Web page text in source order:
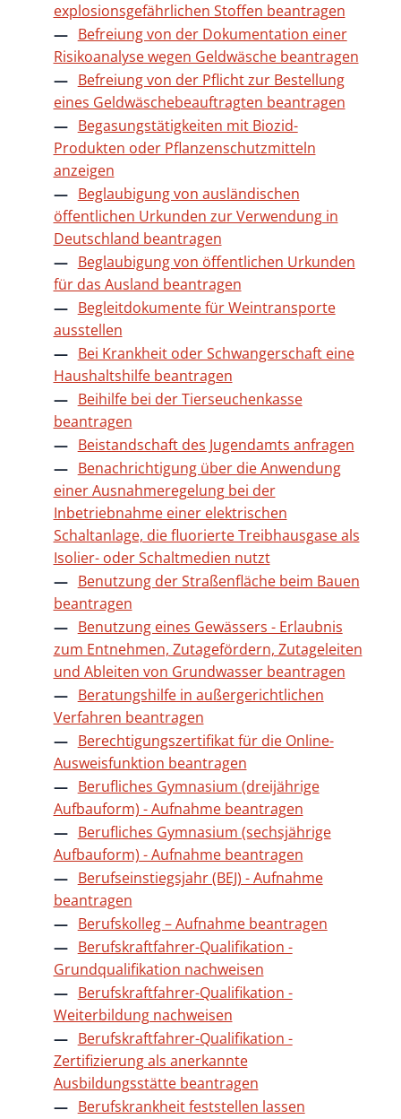
explosionsgefährlichen Stoffen beantragen
Befreiung von der Dokumentation einer
Risikoanalyse wegen Geldwäsche beantragen
Befreiung von der Pflicht zur Bestellung
eines Geldwäschebeauftragten beantragen
Begasungstätigkeiten mit Biozid-
Produkten oder Pflanzenschutzmitteln
anzeigen
Beglaubigung von ausländischen
öffentlichen Urkunden zur Verwendung in
Deutschland beantragen
Beglaubigung von öffentlichen Urkunden
für das Ausland beantragen
Begleitdokumente für Weintransporte
ausstellen
Bei Krankheit oder Schwangerschaft eine
Haushaltshilfe beantragen
Beihilfe bei der Tierseuchenkasse
beantragen
Beistandschaft des Jugendamts anfragen
Benachrichtigung über die Anwendung
einer Ausnahmeregelung bei der
Inbetriebnahme einer elektrischen
Schaltanlage, die fluorierte Treibhausgase als
Isolier- oder Schaltmedien nutzt
Benutzung der Straßenfläche beim Bauen
beantragen
Benutzung eines Gewässers - Erlaubnis
zum Entnehmen, Zutagefördern, Zutageleiten
und Ableiten von Grundwasser beantragen
Beratungshilfe in außergerichtlichen
Verfahren beantragen
Berechtigungszertifikat für die Online-
Ausweisfunktion beantragen
Berufliches Gymnasium (dreijährige
Aufbauform) - Aufnahme beantragen
Berufliches Gymnasium (sechsjährige
Aufbauform) - Aufnahme beantragen
Berufseinstiegsjahr (BEJ) - Aufnahme
beantragen
Berufskolleg – Aufnahme beantragen
Berufskraftfahrer-Qualifikation -
Grundqualifikation nachweisen
Berufskraftfahrer-Qualifikation -
Weiterbildung nachweisen
Berufskraftfahrer-Qualifikation -
Zertifizierung als anerkannte
Ausbildungsstätte beantragen
Berufskrankheit feststellen lassen